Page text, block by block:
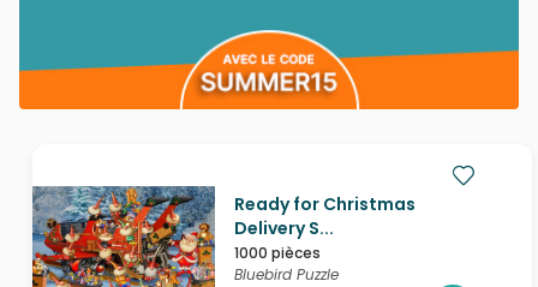
Ready for Christmas
Delivery S...
1000 pièces
Bluebird Puzzle